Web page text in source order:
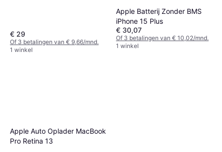
€ 29
Of 3 betalingen van € 9,66/mnd.
1 winkel
Apple Batterij Zonder BMS
iPhone 15 Plus
€ 30,07
Of 3 betalingen van € 10,02/mnd.
1 winkel
Apple Auto Oplader MacBook
Pro Retina 13